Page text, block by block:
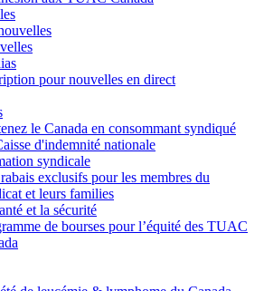
pour nouvelles en direct
le Canada en consommant syndiqué
d'indemnité nationale
syndicale
exclusifs pour les membres du
et leurs families
et la sécurité
de bourses pour l’équité des TUAC